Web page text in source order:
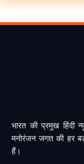
भारत की प्रमुख हिंदी
मनोरंजन जगत की हर
हैं।